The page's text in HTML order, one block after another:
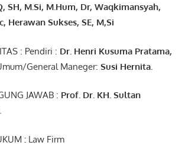
SH, M.Si, M.Hum, Dr, Waqkimansyah,
, Herawan Sukses, SE, M,Si
: Pendiri : Dr. Henri Kusuma Pratama,
General Maneger: Susi Hernita.
JAWAB : Prof. Dr. KH. Sultan
: Law Firm